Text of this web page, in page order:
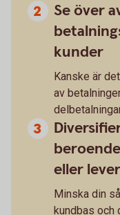
Se över
kunder
Kanske är
av
eller
Minska din
kundbas och